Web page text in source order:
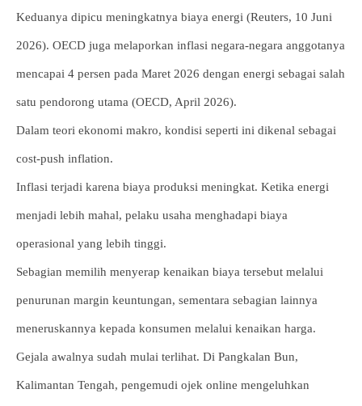
Keduanya dipicu meningkatnya biaya energi (Reuters, 10 Juni
2026). OECD juga melaporkan inflasi negara-negara anggotanya
mencapai 4 persen pada Maret 2026 dengan energi sebagai salah
satu pendorong utama (OECD, April 2026).
Dalam teori ekonomi makro, kondisi seperti ini dikenal sebagai
cost-push inflation.
Inflasi terjadi karena biaya produksi meningkat. Ketika energi
menjadi lebih mahal, pelaku usaha menghadapi biaya
operasional yang lebih tinggi.
Sebagian memilih menyerap kenaikan biaya tersebut melalui
penurunan margin keuntungan, sementara sebagian lainnya
meneruskannya kepada konsumen melalui kenaikan harga.
Gejala awalnya sudah mulai terlihat. Di Pangkalan Bun,
Kalimantan Tengah, pengemudi ojek online mengeluhkan